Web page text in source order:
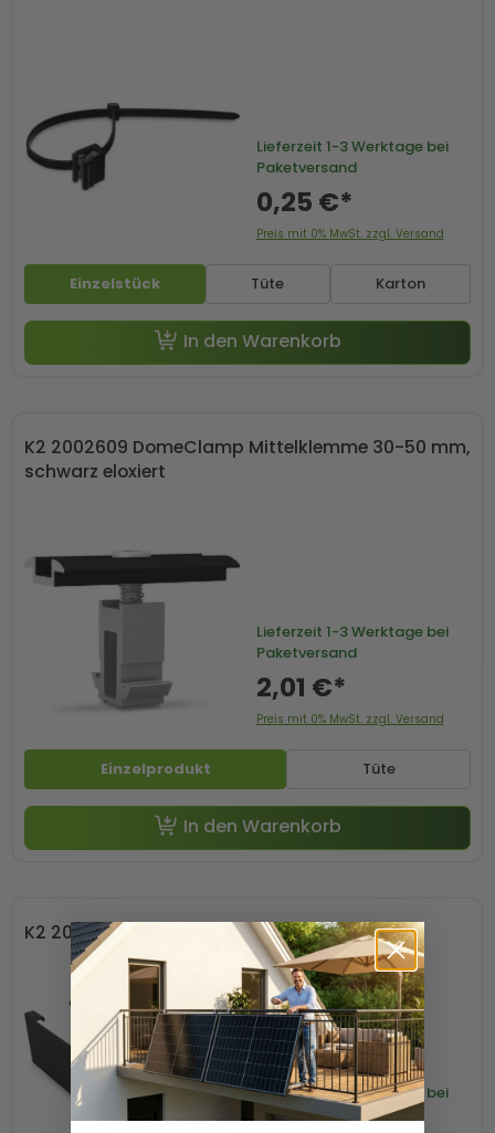
Einzelstück Tüte Karton
Lieferzeit 1-3 Werktage bei
Paketversand
0,25 €*
Preis mit 0% MwSt. zzgl. Versand
In den Warenkorb
K2 2002609 DomeClamp Mittelklemme 30-50 mm,
schwarz eloxiert
Einzelprodukt Tüte
Lieferzeit 1-3 Werktage bei
Paketversand
2,01 €*
Preis mit 0% MwSt. zzgl. Versand
In den Warenkorb
K2 2003523 BlackCover SingleRail 36
Lieferzeit1-3 Werktage bei
Paketversand